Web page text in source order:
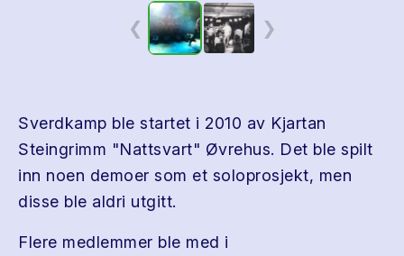
❮ ❯
Sverdkamp ble startet i 2010 av Kjartan
Steingrimm "Nattsvart" Øvrehus. Det ble spilt
inn noen demoer som et soloprosjekt, men
disse ble aldri utgitt.
Flere medlemmer ble med i